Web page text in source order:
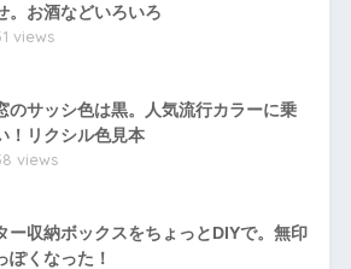
。お酒などいろいろ
views
のサッシ色は黒。人気流行カラーに乗
！リクシル色見本
views
ー収納ボックスをちょっとDIYで。無印
ぽくなった！